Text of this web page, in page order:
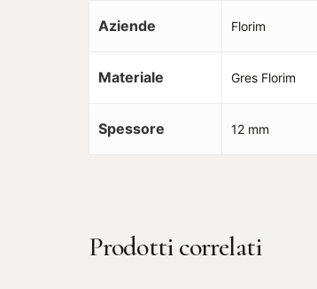
Aziende Florim
Materiale Gres Florim
Spessore 12 mm
Prodotti correlati